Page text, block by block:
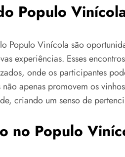
Populo
Populo Vinícola são
experiências. Esses
onde os participantes
apenas promovem os
criando um senso de
no Populo